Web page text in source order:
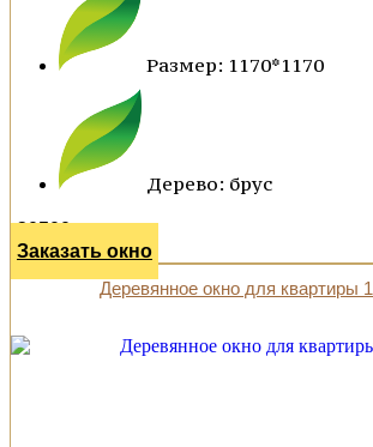
Размер: 1170*1170
Дерево: брус
30500 р.
Заказать окно
Деревянное окно для квартиры